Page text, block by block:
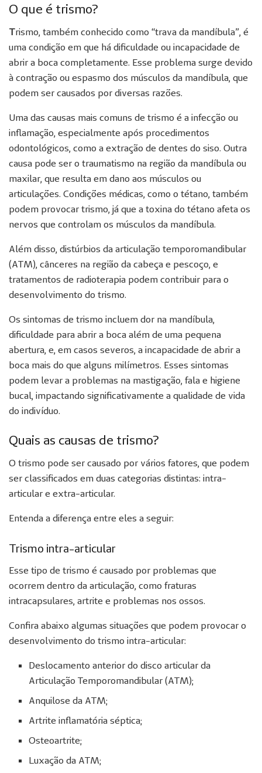
O que é trismo?
Trismo, também conhecido como “trava da mandíbula”, é
uma condição em que há dificuldade ou incapacidade de
abrir a boca completamente. Esse problema surge devido
à contração ou espasmo dos músculos da mandíbula, que
podem ser causados por diversas razões.
Uma das causas mais comuns de trismo é a infecção ou
inflamação, especialmente após procedimentos
odontológicos, como a extração de dentes do siso. Outra
causa pode ser o traumatismo na região da mandíbula ou
maxilar, que resulta em dano aos músculos ou
articulações. Condições médicas, como o tétano, também
podem provocar trismo, já que a toxina do tétano afeta os
nervos que controlam os músculos da mandíbula.
Além disso, distúrbios da articulação temporomandibular
(ATM), cânceres na região da cabeça e pescoço, e
tratamentos de radioterapia podem contribuir para o
desenvolvimento do trismo.
Os sintomas de trismo incluem dor na mandíbula,
dificuldade para abrir a boca além de uma pequena
abertura, e, em casos severos, a incapacidade de abrir a
boca mais do que alguns milímetros. Esses sintomas
podem levar a problemas na mastigação, fala e higiene
bucal, impactando significativamente a qualidade de vida
do indivíduo.
Quais as causas de trismo?
O trismo pode ser causado por vários fatores, que podem
ser classificados em duas categorias distintas: intra-
articular e extra-articular.
Entenda a diferença entre eles a seguir:
Trismo intra-articular
Esse tipo de trismo é causado por problemas que
ocorrem dentro da articulação, como fraturas
intracapsulares, artrite e problemas nos ossos.
Confira abaixo algumas situações que podem provocar o
desenvolvimento do trismo intra-articular:
Deslocamento anterior do disco articular da
Articulação Temporomandibular (ATM);
Anquilose da ATM;
Artrite inflamatória séptica;
Osteoartrite;
Luxação da ATM;